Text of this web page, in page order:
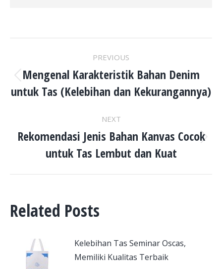
NAVIGATION
PREVIOUS
Previous
post:
Mengenal Karakteristik Bahan Denim
untuk Tas (Kelebihan dan Kekurangannya)
NEXT
Next
post:
Rekomendasi Jenis Bahan Kanvas Cocok
untuk Tas Lembut dan Kuat
Related Posts
Kelebihan Tas Seminar Oscas,
Memiliki Kualitas Terbaik